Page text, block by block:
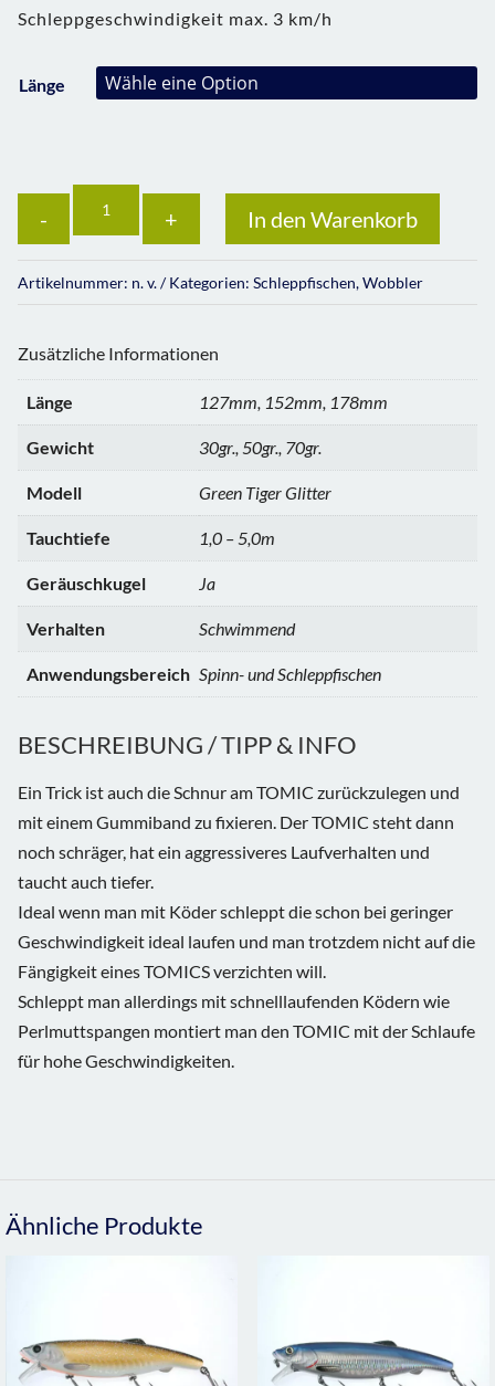
Schleppgeschwindigkeit max. 3 km/h
Länge
Anzahl
In den Warenkorb
Artikelnummer: n. v. Kategorien: Schleppfischen,Wobbler
Zusätzliche Informationen
Länge 127mm, 152mm, 178mm
Gewicht 30gr., 50gr., 70gr.
Modell Green Tiger Glitter
Tauchtiefe 1,0 – 5,0m
Geräuschkugel Ja
Verhalten Schwimmend
Anwendungsbereich Spinn- und Schleppfischen
BESCHREIBUNG / TIPP & INFO
Ein Trick ist auch die Schnur am TOMIC zurückzulegen und
mit einem Gummiband zu fixieren. Der TOMIC steht dann
noch schräger, hat ein aggressiveres Laufverhalten und
taucht auch tiefer.
Ideal wenn man mit Köder schleppt die schon bei geringer
Geschwindigkeit ideal laufen und man trotzdem nicht auf die
Fängigkeit eines TOMICS verzichten will.
Schleppt man allerdings mit schnelllaufenden Ködern wie
Perlmuttspangen montiert man den TOMIC mit der Schlaufe
für hohe Geschwindigkeiten.
Ähnliche Produkte